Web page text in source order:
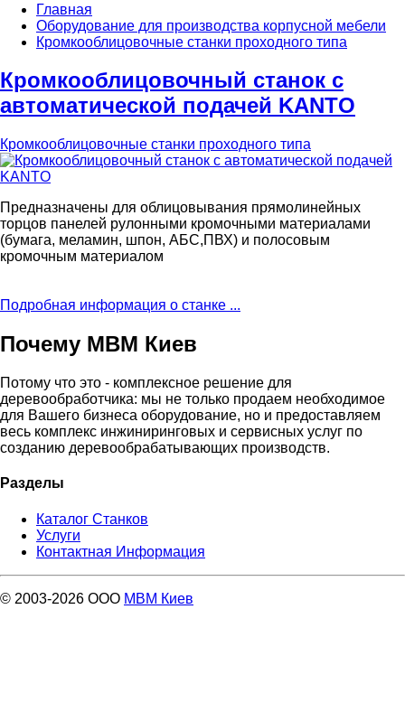
Главная
Оборудование для производства корпусной мебели
Кромкооблицовочные станки проходного типа
Кромкооблицовочный станок с
автоматической подачей KANTO
Кромкооблицовочные станки проходного типа
Предназначены для облицовывания прямолинейных
торцов панелей рулонными кромочными материалами
(бумага, меламин, шпон, АБС,ПВХ) и полосовым
кромочным материалом
Подробная информация о станке ...
Почему МВМ Киев
Потому что это - комплексное решение для
деревообработчика: мы не только продаем необходимое
для Вашего бизнеса оборудование, но и предоставляем
весь комплекс инжиниринговых и сервисных услуг по
созданию деревообрабатывающих производств.
Разделы
Каталог Станков
Услуги
Контактная Информация
© 2003-2026 ООО МВМ Киев